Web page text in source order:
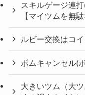
スキルゲージ連
【マイツムを無
ルビー交換はコ
ボムキャンセル(
大きいツム（大